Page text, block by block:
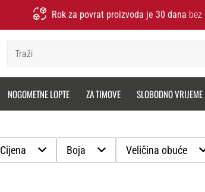
Rok za povrat proizvoda je 30 dana bez
NOGOMETNE LOPTE ZA TIMOVE SLOBODNO VRIJEME
Cijena Boja Veličina obuće